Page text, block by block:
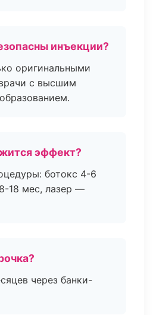
инъекции?
оригинальными
с высшим
эффект?
ботокс 4-6
18 мес, лазер —
через банки-